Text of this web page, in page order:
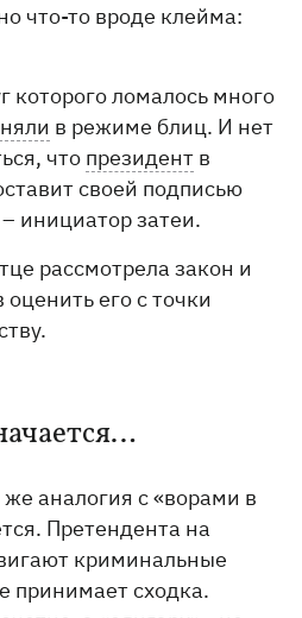
что-то вроде клейма:
которого ломалось много
в режиме блиц. И нет
что президент в
своей подписью
инициатор затеи.
рассмотрела закон и
его с точки
же аналогия с «ворами в
Претендента на
криминальные
принимает сходка.